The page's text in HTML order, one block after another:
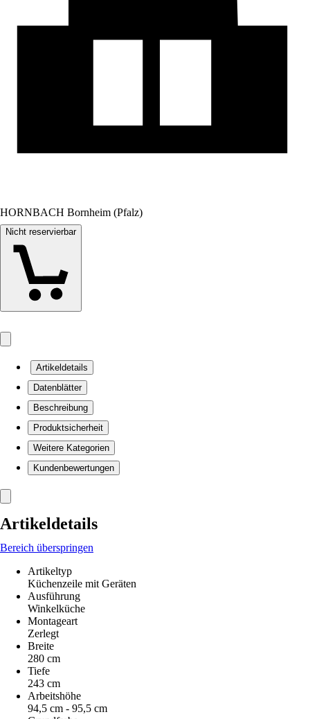
HORNBACH Bornheim (Pfalz)
Nicht reservierbar
Artikeldetails
Datenblätter
Beschreibung
Produktsicherheit
Weitere Kategorien
Kundenbewertungen
Artikeldetails
Bereich überspringen
Artikeltyp
Küchenzeile mit Geräten
Ausführung
Winkelküche
Montageart
Zerlegt
Breite
280 cm
Tiefe
243 cm
Arbeitshöhe
94,5 cm - 95,5 cm